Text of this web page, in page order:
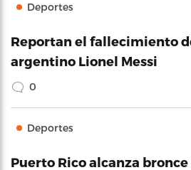
Deportes
Reportan el fallecimiento
argentino Lionel Messi
0
Deportes
Puerto Rico alcanza